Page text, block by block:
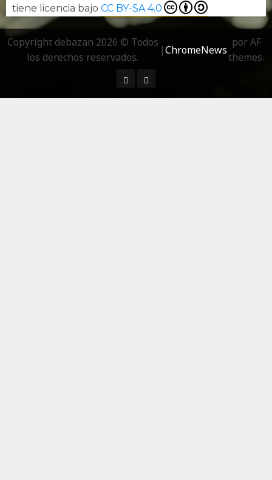
tiene licencia bajo CC BY-SA 4.0
Copyright debazan 2026 © Todos
los derechos reservados.
|ChromeNews
por AF
themes.
¿ Quién soy…?
Más información sobre las